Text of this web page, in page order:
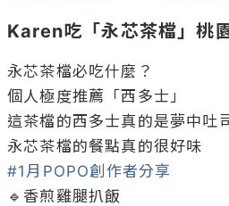
Karen吃「永芯茶檔」桃
永芯茶檔必吃什麼？
個人極度推薦「西多士」
這茶檔的西多士真的是夢中吐
#1月POPO創作者分享
🔹香煎雞腿扒飯